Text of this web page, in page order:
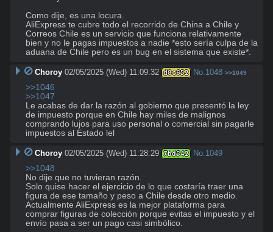
Como dije, es una locura.
AliExpress te cubre todo el recorrido de China a Chile y
Correos Chile es un servicio que funciona relativamente
bien y no le pagas impuestos a nadie *esto sería culpa de la
aduana de Chile pero es un bug en el sistema que existe*.
Choroy 02/05/2025 (Wed) 11:09:32 d8c652 No.1048 >>1049
>>1046
>>1047
Le acabas de dar la razón al gobierno que presentó la ley
de impuesto porque en Chile hay miles de malignos
comprando lujos para uso personal o comercial sin pagarle
impuestos al Estado lel
Choroy 02/05/2025 (Wed) 11:28:29 7bd542 No.1049
>>1048
No dije que no tuvieran razón.
Solo quise hacer el ejercicio de lo que costaría traer una
figura de ese tamaño y peso a Chile desde otro medio.
Actualmente AliExpress es la mejor plataforma para
comprar figuras de colección porque evitas el impuesto y el
envío pasa a ser un pago casi simbólico.